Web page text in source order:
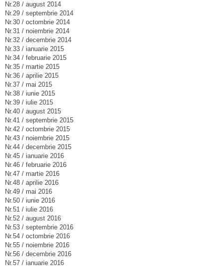
Nr.28 / august 2014
Nr.29 / septembrie 2014
Nr.30 / octombrie 2014
Nr.31 / noiembrie 2014
Nr.32 / decembrie 2014
Nr.33 / ianuarie 2015
Nr.34 / februarie 2015
Nr.35 / martie 2015
Nr.36 / aprilie 2015
Nr.37 / mai 2015
Nr.38 / iunie 2015
Nr.39 / iulie 2015
Nr.40 / august 2015
Nr.41 / septembrie 2015
Nr.42 / octombrie 2015
Nr.43 / noiembrie 2015
Nr.44 / decembrie 2015
Nr.45 / ianuarie 2016
Nr.46 / februarie 2016
Nr.47 / martie 2016
Nr.48 / aprilie 2016
Nr.49 / mai 2016
Nr.50 / iunie 2016
Nr.51 / iulie 2016
Nr.52 / august 2016
Nr.53 / septembrie 2016
Nr.54 / octombrie 2016
Nr.55 / noiembrie 2016
Nr.56 / decembrie 2016
Nr.57 / ianuarie 2016